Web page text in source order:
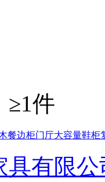
≥1件
餐边柜门厅大容量鞋柜
具有限公